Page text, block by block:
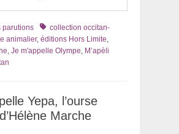
parutions Tagscollection occitan-
animalier, éditions Hors Limite,
, Je m'appelle Olympe, M’apèli
Yepa, l’ourse
Marche